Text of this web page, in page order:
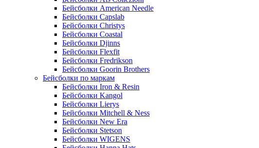
Бейсболки American Needle
Бейсболки Capslab
Бейсболки Christys
Бейсболки Coastal
Бейсболки Djinns
Бейсболки Flexfit
Бейсболки Fredrikson
Бейсболки Goorin Brothers
Бейсболки по маркам
Бейсболки Iron & Resin
Бейсболки Kangol
Бейсболки Lierys
Бейсболки Mitchell & Ness
Бейсболки New Era
Бейсболки Stetson
Бейсболки WIGENS